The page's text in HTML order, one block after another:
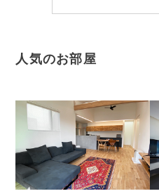
人気のお部屋